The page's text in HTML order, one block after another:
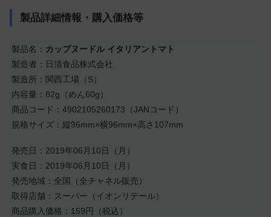
製品詳細情報・購入価格等
製品名： カップヌードル イタリアントマト
製造者：日清食品株式会社
製造所：関西工場（S）
内容量：82g（めん60g）
商品コード：4902105260173（JANコード）
規格サイズ：縦96mm×横96mm×高さ107mm
発売日：2019年06月10日（月）
実食日：2019年06月10日（月）
発売地域：全国（全チャネル販売）
取得店舗：スーパー（イオンリテール）
商品購入価格：159円（税込）